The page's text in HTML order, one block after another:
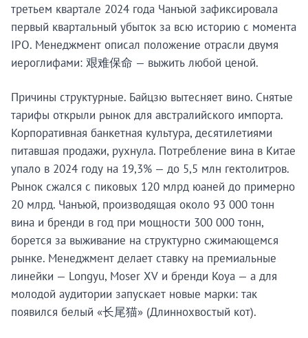
третьем квартале 2024 года Чанъюй зафиксировала
первый квартальный убыток за всю историю с момента
IPO. Менеджмент описал положение отрасли двумя
иероглифами: 艰难保命 — выжить любой ценой.
Причины структурные. Байцзю вытесняет вино. Снятые
тарифы открыли рынок для австралийского импорта.
Корпоративная банкетная культура, десятилетиями
питавшая продажи, рухнула. Потребление вина в Китае
упало в 2024 году на 19,3% — до 5,5 млн гектолитров.
Рынок сжался с пиковых 120 млрд юаней до примерно
20 млрд. Чанъюй, производящая около 93 000 тонн
вина и бренди в год при мощности 300 000 тонн,
борется за выживание на структурно сжимающемся
рынке. Менеджмент делает ставку на премиальные
линейки — Longyu, Moser XV и бренди Koya — а для
молодой аудитории запускает новые марки: так
появился белый «长尾猫» (Длиннохвостый кот).